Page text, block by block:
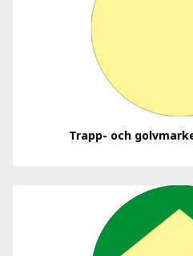
Trapp- och